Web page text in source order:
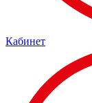
Кабинет